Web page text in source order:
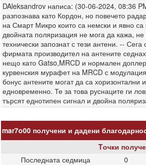
DAleksandrov написа: (30-06-2024, 08:36
разпознава като Кордон, но повечето
на Смарт Микро които са немски и явно са
двойната поляризация не мога да кажа, не
технически запознат с тези антени. -- Сега
фирмата производител на антените
нещо като Gatso,MRCD и нормален
курвенския мурафет на MRCD с
бонус антените могат да са хоризонтални
едновременно. Те за това руснаците ги
търсят еднотипен сигнал и двойна
mar7o00 получени и дадени
Tочки
Последната седмица
0